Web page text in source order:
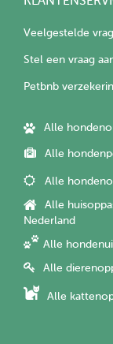
Veelgestelde
Stel een vraag
Petbnb
Alle
Alle
Alle
Alle
Nederland
Alle
Alle
Alle